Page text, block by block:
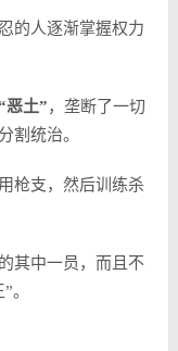
的人逐渐掌握权力
恶土”，垄断了一切
割统治。
枪支，然后训练杀
其中一员，而且不
。